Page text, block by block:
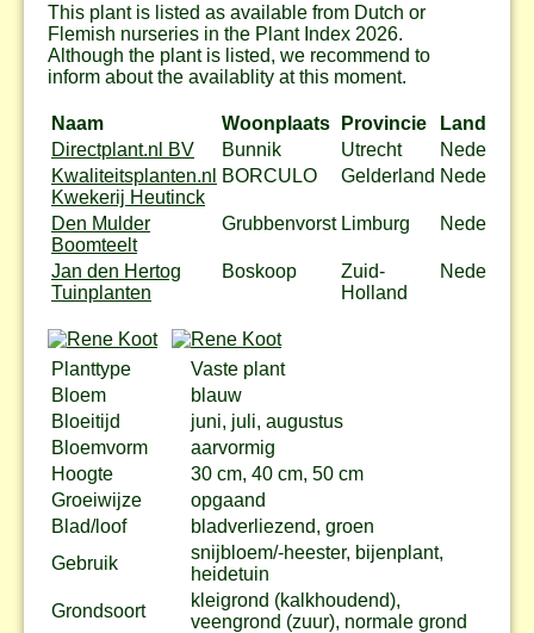
This plant is listed as available from Dutch or
Flemish nurseries in the Plant Index 2026.
Although the plant is listed, we recommend to
inform about the availablity at this moment.
Naam Woonplaats Provincie
Land
Directplant.nl BV
Bunnik Utrecht
Nederland
Kwaliteitsplanten.nl
Kwekerij Heutinck
BORCULO Gelderland Nederland
Den Mulder
Boomteelt
Grubbenvorst Limburg Nederland
Jan den Hertog
Tuinplanten
Boskoop
Zuid-
Holland
Nederland
Planttype
Vaste plant
Bloem
blauw
Bloeitijd
juni, juli, augustus
Bloemvorm
aarvormig
Hoogte
30 cm, 40 cm, 50 cm
Groeiwijze
opgaand
Blad/loof
bladverliezend, groen
Gebruik
snijbloem/-heester, bijenplant,
heidetuin
Grondsoort
kleigrond (kalkhoudend),
veengrond (zuur), normale grond